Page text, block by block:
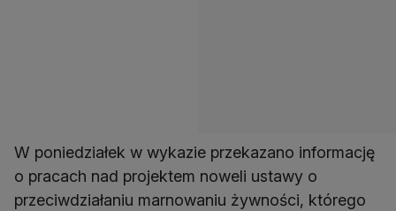
W poniedziałek w wykazie przekazano informację
o pracach nad projektem noweli ustawy o
przeciwdziałaniu marnowaniu żywności, którego